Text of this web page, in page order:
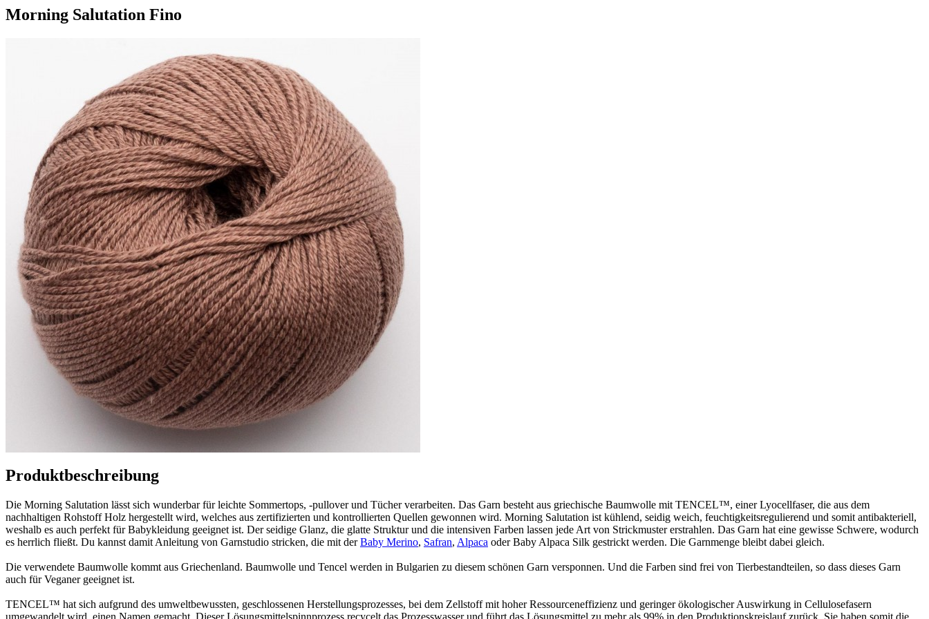
Morning Salutation Fino
Produktbeschreibung
Die Morning Salutation lässt sich wunderbar für leichte Sommertops, -pullover und Tücher verarbeiten. Das Garn besteht aus griechische Baumwolle mit TENCEL™, einer Lyocellfaser, die aus dem
nachhaltigen Rohstoff Holz hergestellt wird, welches aus zertifizierten und kontrollierten Quellen gewonnen wird. Morning Salutation ist kühlend, seidig weich, feuchtigkeitsregulierend und somit antibakteriell,
weshalb es auch perfekt für Babykleidung geeignet ist. Der seidige Glanz, die glatte Struktur und die intensiven Farben lassen jede Art von Strickmuster erstrahlen. Das Garn hat eine gewisse Schwere, wodurch
es herrlich fließt. Du kannst damit Anleitung von Garnstudio stricken, die mit derBaby Merino, Safran, Alpaca oder Baby Alpaca Silk gestrickt werden. Die Garnmenge bleibt dabei gleich.
Die verwendete Baumwolle kommt aus Griechenland. Baumwolle und Tencel werden in Bulgarien zu diesem schönen Garn versponnen. Und die Farben sind frei von Tierbestandteilen, so dass dieses Garn
auch für Veganer geeignet ist.
TENCEL™ hat sich aufgrund des umweltbewussten, geschlossenen Herstellungsprozesses, bei dem Zellstoff mit hoher Ressourceneffizienz und geringer ökologischer Auswirkung in Cellulosefasern
umgewandelt wird, einen Namen gemacht. Dieser Lösungsmittelspinnprozess recycelt das Prozesswasser und führt das Lösungsmittel zu mehr als 99% in den Produktionskreislauf zurück. Sie haben somit die